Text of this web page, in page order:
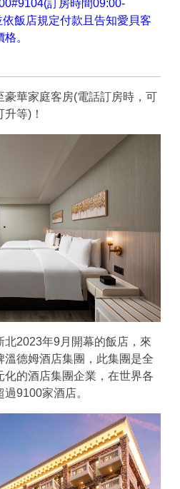
訂房時間09:00-
飯店規定付款且告知愛貝客
。
華家庭客房(電話訂房時，可
等)！
2023年9月開幕的飯店，來
溫德姆酒店集團，此集團是全
的酒店集團企業，在世界各
9100家酒店。